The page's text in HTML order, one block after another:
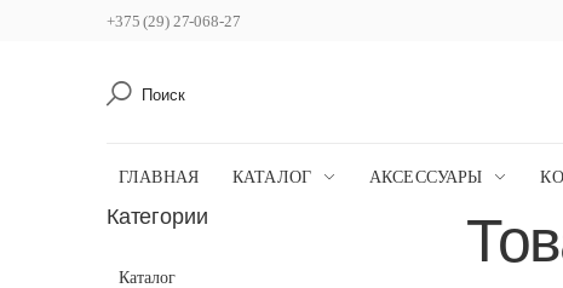
+375 (29) 27-068-27
ГЛАВНАЯ КАТАЛОГ АКСЕССУАРЫ
Категории
Каталог